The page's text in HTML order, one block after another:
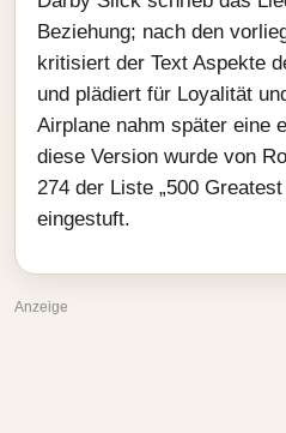
Beziehung; nach den
kritisiert der Text Aspekte
und plädiert für Loyalität
Airplane nahm später eine
diese Version wurde von
274 der Liste „500
eingestuft.
Anzeige